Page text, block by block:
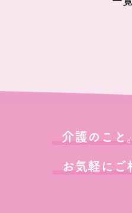
介護のこと
お気軽にご